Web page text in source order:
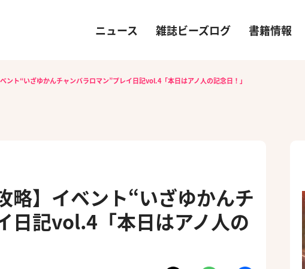
ニュース 雑誌ビーズログ 書籍情報
ント“いざゆかんチャンバラロマン”プレイ日記vol.4「本日はアノ人の記念日！」
略】イベント“いざゆかんチ
日記vol.4「本日はアノ人の